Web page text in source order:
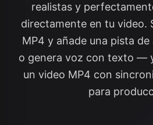
realistas y
directamente en tu video.
MP4 y añade una pista
o genera voz con texto —
un video MP4 con
para